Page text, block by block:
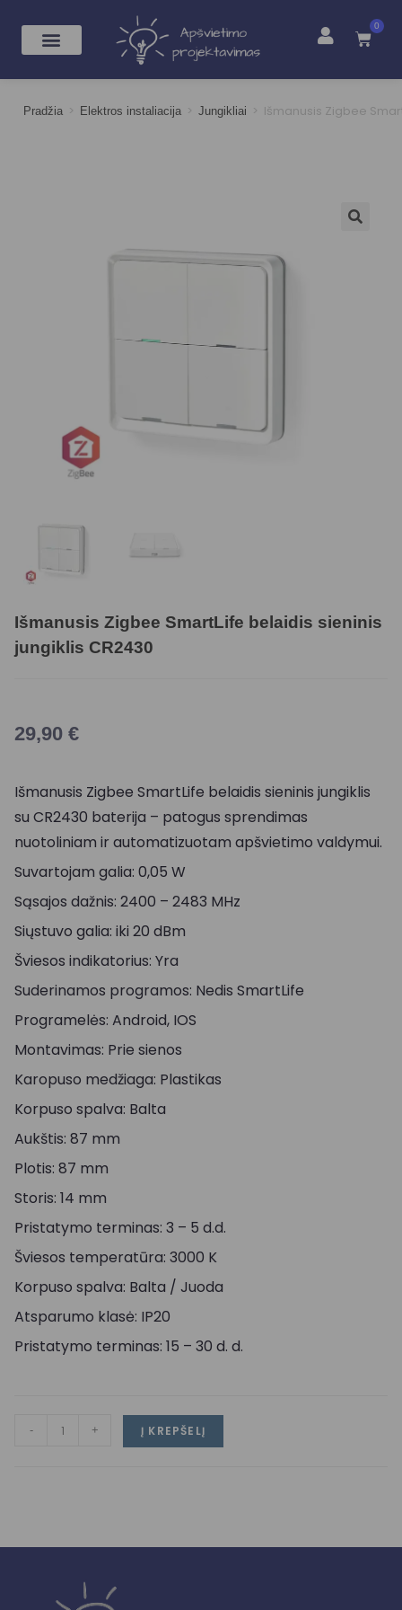
0
Pradžia > Elektros instaliacija > Jungikliai > Išmanusis Zigbee
Išmanusis Zigbee SmartLife belaidis sieninis
jungiklis CR2430
29,90 €
Išmanusis Zigbee SmartLife belaidis sieninis jungiklis
su CR2430 baterija – patogus sprendimas
nuotoliniam ir automatizuotam apšvietimo valdymui.
Suvartojam galia: 0,05 W
Sąsajos dažnis: 2400 – 2483 MHz
Siųstuvo galia: iki 20 dBm
Šviesos indikatorius: Yra
Suderinamos programos: Nedis SmartLife
Programelės: Android, IOS
Montavimas: Prie sienos
Karopuso medžiaga: Plastikas
Korpuso spalva: Balta
Aukštis: 87 mm
Plotis: 87 mm
Storis: 14 mm
Pristatymo terminas: 3 – 5 d.d.
Šviesos temperatūra: 3000 K
Korpuso spalva: Balta / Juoda
Atsparumo klasė: IP20
Pristatymo terminas: 15 – 30 d. d.
- + Į KREPŠELĮ